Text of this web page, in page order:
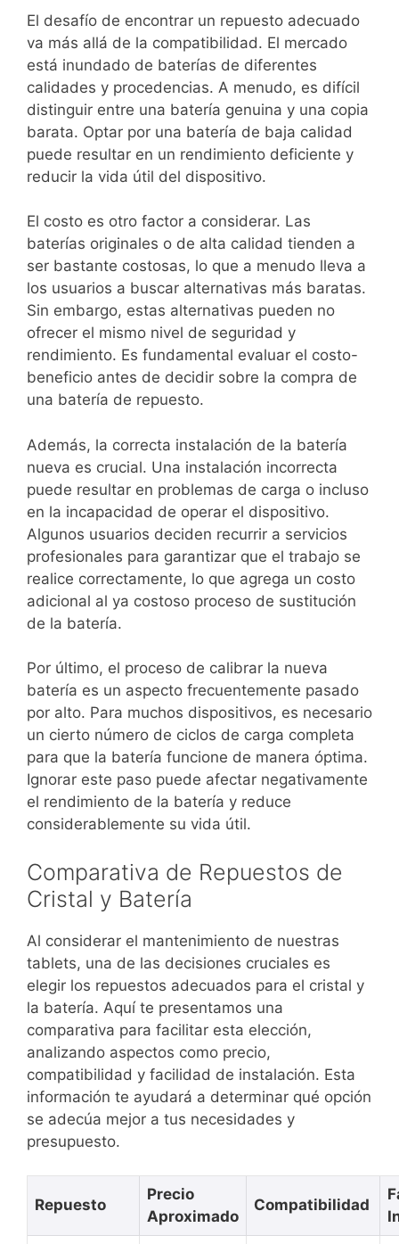
El desafío de encontrar un repuesto adecuado
va más allá de la compatibilidad. El mercado
está inundado de baterías de diferentes
calidades y procedencias. A menudo, es difícil
distinguir entre una batería genuina y una copia
barata. Optar por una batería de baja calidad
puede resultar en un rendimiento deficiente y
reducir la vida útil del dispositivo.
El costo es otro factor a considerar. Las
baterías originales o de alta calidad tienden a
ser bastante costosas, lo que a menudo lleva a
los usuarios a buscar alternativas más baratas.
Sin embargo, estas alternativas pueden no
ofrecer el mismo nivel de seguridad y
rendimiento. Es fundamental evaluar el costo-
beneficio antes de decidir sobre la compra de
una batería de repuesto.
Además, la correcta instalación de la batería
nueva es crucial. Una instalación incorrecta
puede resultar en problemas de carga o incluso
en la incapacidad de operar el dispositivo.
Algunos usuarios deciden recurrir a servicios
profesionales para garantizar que el trabajo se
realice correctamente, lo que agrega un costo
adicional al ya costoso proceso de sustitución
de la batería.
Por último, el proceso de calibrar la nueva
batería es un aspecto frecuentemente pasado
por alto. Para muchos dispositivos, es necesario
un cierto número de ciclos de carga completa
para que la batería funcione de manera óptima.
Ignorar este paso puede afectar negativamente
el rendimiento de la batería y reduce
considerablemente su vida útil.
Comparativa de Repuestos de
Cristal y Batería
Al considerar el mantenimiento de nuestras
tablets, una de las decisiones cruciales es
elegir los repuestos adecuados para el cristal y
la batería. Aquí te presentamos una
comparativa para facilitar esta elección,
analizando aspectos como precio,
compatibilidad y facilidad de instalación. Esta
información te ayudará a determinar qué opción
se adecúa mejor a tus necesidades y
presupuesto.
Repuesto
Precio
Aproximado
Compatibilidad